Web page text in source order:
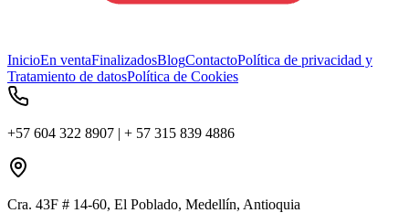
InicioEn ventaFinalizadosBlogContactoPolítica de privacidad y
Tratamiento de datosPolítica de Cookies
+57 604 322 8907 | + 57 315 839 4886
Cra. 43F # 14-60, El Poblado, Medellín, Antioquia